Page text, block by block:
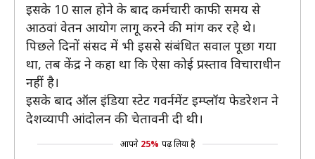
इसके 10 साल होने के बाद कर्मचारी काफी समय से
आठवां वेतन आयोग लागू करने की मांग कर रहे थे।
पिछले दिनों संसद में भी इससे संबंधित सवाल पूछा गया
था, तब केंद्र ने कहा था कि ऐसा कोई प्रस्ताव विचाराधीन
नहीं है।
इसके बाद ऑल इंडिया स्टेट गवर्नमेंट इम्प्लॉय फेडरेशन ने
देशव्यापी आंदोलन की चेतावनी दी थी।
आपने 25% पढ़ लिया है